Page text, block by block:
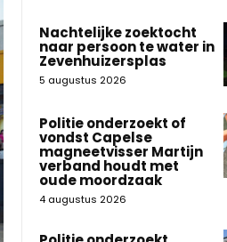
Nachtelijke zoektocht
naar persoon te water in
Zevenhuizersplas
5 augustus 2026
Politie onderzoekt of
vondst Capelse
magneetvisser Martijn
verband houdt met
oude moordzaak
4 augustus 2026